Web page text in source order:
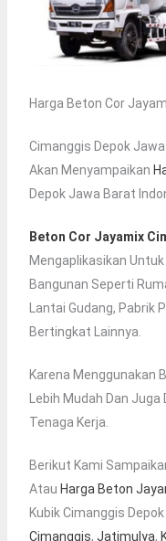
Harga Beton Cor
Cimanggis Depok
Akan Menyampaikan
Depok Jawa Barat
Beton Cor Jayamix
Mengaplikasikan
Bangunan Seperti
Lantai Gudang, Pabrik
Bertingkat Lainnya.
Karena Menggunakan
Lebih Mudah Dan
Tenaga Kerja.
Berikut Kami
Atau Harga Beton
Kubik Cimanggis
Cimanggis, Jatimulya,